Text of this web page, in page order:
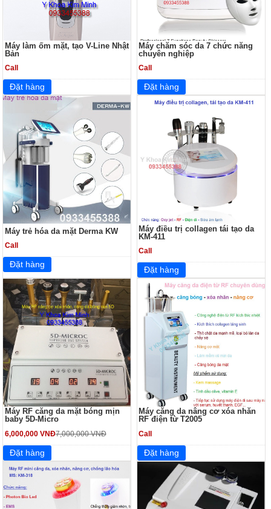
Máy làm ốm mặt, tạo V-Line Nhật
Bản
Call
Máy chăm sóc da 7 chức năng
chuyên nghiệp
Call
Máy trẻ hóa da mặt Derma KW
Call
Máy điều trị collagen tái tạo da
KM-411
Call
Máy RF căng da mặt bóng mịn
baby 5D-Micro
6,000,000 VNĐ7,000,000 VNĐ
Máy căng da nâng cơ xóa nhăn
RF điện từ T2005
Call